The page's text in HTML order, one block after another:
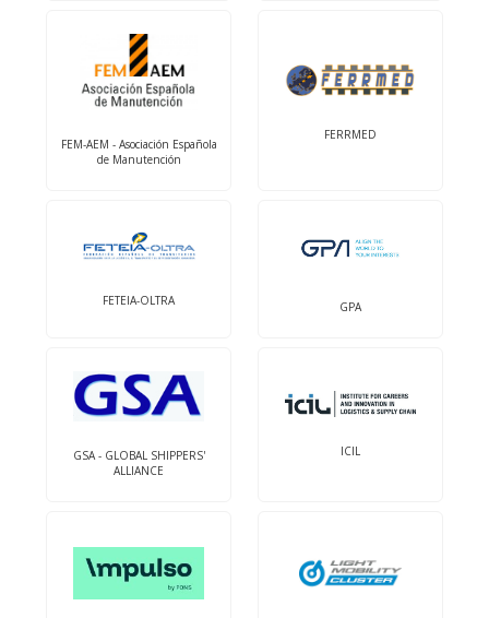
FEM-AEM - Asociación Española
de Manutención
FERRMED
FETEIA-OLTRA GPA
GSA - GLOBAL SHIPPERS'
ALLIANCE
ICIL